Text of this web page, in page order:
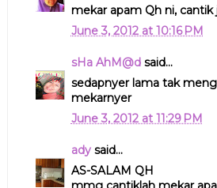
mekar apam Qh ni, cantik
June 3, 2012 at 10:16 PM
sHa AhM@dsaid...
sedapnyer lama tak
mekarnyer
June 3, 2012 at 11:29 PM
adysaid...
AS-SALAM QH